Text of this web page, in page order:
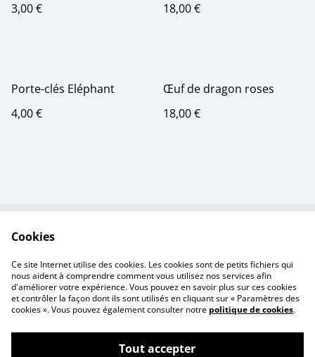
3,00 €
18,00 €
Porte-clés Eléphant
4,00 €
Œuf de dragon roses
18,00 €
Politique de
confidentialité
Politique de cookies
Cookies
Ce site Internet utilise des cookies. Les cookies sont de petits fichiers qui
nous aident à comprendre comment vous utilisez nos services afin
d'améliorer votre expérience. Vous pouvez en savoir plus sur ces cookies
et contrôler la façon dont ils sont utilisés en cliquant sur « Paramètres des
cookies ». Vous pouvez également consulter notre politique de cookies.
Tout accepter